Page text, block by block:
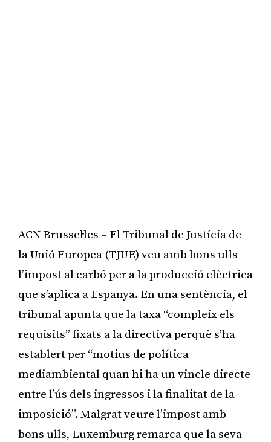
ACN Brussel·les – El Tribunal de Justícia de
la Unió Europea (TJUE) veu amb bons ulls
l’impost al carbó per a la producció elèctrica
que s’aplica a Espanya. En una sentència, el
tribunal apunta que la taxa “compleix els
requisits” fixats a la directiva perquè s’ha
establert per “motius de política
mediambiental quan hi ha un vincle directe
entre l’ús dels ingressos i la finalitat de la
imposició”. Malgrat veure l’impost amb
bons ulls, Luxemburg remarca que la seva